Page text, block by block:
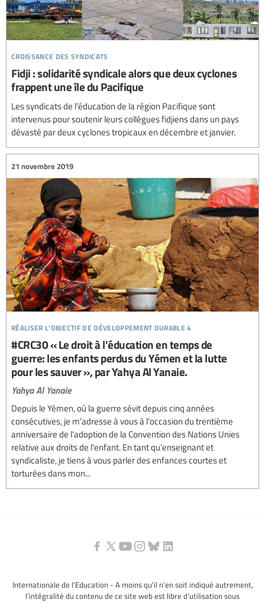
croissance des syndicats
Fidji : solidarité syndicale alors que deux cyclones
frappent une île du Pacifique
Les syndicats de l’éducation de la région Pacifique sont
intervenus pour soutenir leurs collègues fidjiens dans un pays
dévasté par deux cyclones tropicaux en décembre et janvier.
réaliser l’objectif de développement durable 4
21 novembre 2019
#CRC30 « Le droit à l'éducation en temps de
guerre: les enfants perdus du Yémen et la lutte
pour les sauver », par Yahya Al Yanaie.
Yahya Al Yanaie
Depuis le Yémen, où la guerre sévit depuis cinq années
consécutives, je m’adresse à vous à l’occasion du trentième
anniversaire de l'adoption de la Convention des Nations Unies
relative aux droits de l'enfant. En tant qu’enseignant et
syndicaliste, je tiens à vous parler des enfances courtes et
torturées dans mon...
Internationale de l’Education - A moins qu’il n’en soit indiqué autrement,
l’intégralité du contenu de ce site web est libre d’utilisation sous